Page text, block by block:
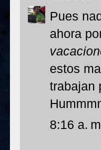
Pues
ahora
estos
trabajan
8:16 a.